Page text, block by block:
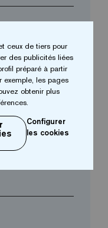
ceux de tiers pour
des publicités liées
préparé à partir
les pages
obtenir plus
Configurer
les cookies